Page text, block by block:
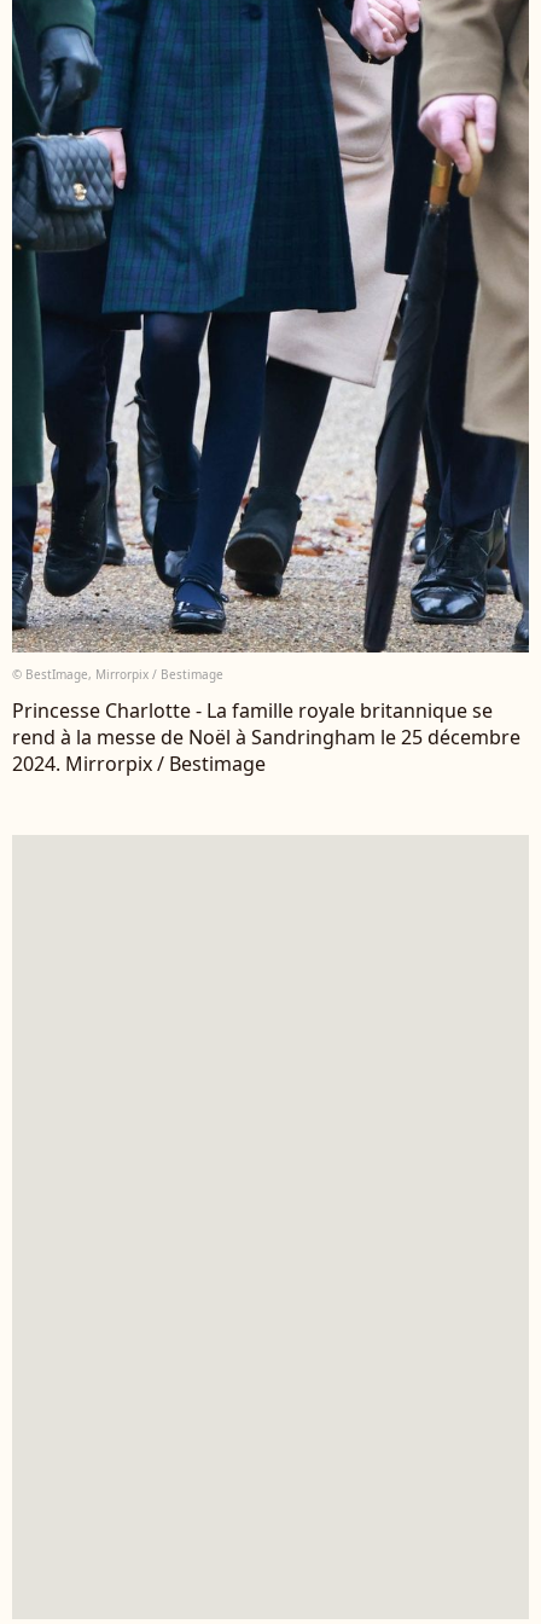
© BestImage, Mirrorpix / Bestimage
Princesse Charlotte - La famille royale britannique se
rend à la messe de Noël à Sandringham le 25 décembre
2024. Mirrorpix / Bestimage